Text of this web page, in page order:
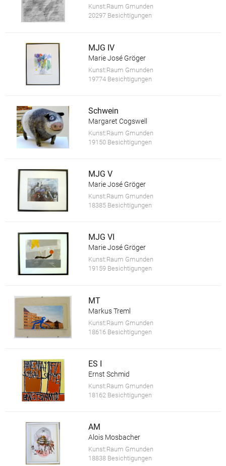
Kunst:Raum Gmunden
20297 Besichtigungen
MJG IV
Marie José Gröger
Kunst:Raum Gmunden
19774 Besichtigungen
Schwein
Margaret Cogswell
Kunst:Raum Gmunden
19150 Besichtigungen
MJG V
Marie José Gröger
Kunst:Raum Gmunden
18385 Besichtigungen
MJG VI
Marie José Gröger
Kunst:Raum Gmunden
19159 Besichtigungen
MT
Markus Treml
Kunst:Raum Gmunden
18616 Besichtigungen
ES I
Ernst Schmid
Kunst:Raum Gmunden
18162 Besichtigungen
AM
Alois Mosbacher
Kunst:Raum Gmunden
18838 Besichtigungen